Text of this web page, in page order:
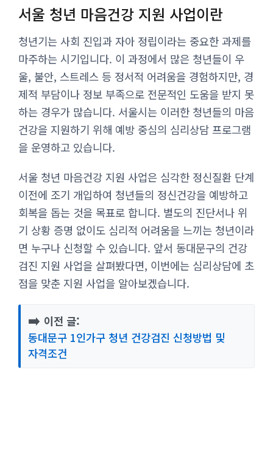
서울 청년 마음건강 지원 사업이란
청년기는 사회 진입과 자아 정립이라는 중요한 과제를
마주하는 시기입니다. 이 과정에서 많은 청년들이 우
울, 불안, 스트레스 등 정서적 어려움을 경험하지만, 경
제적 부담이나 정보 부족으로 전문적인 도움을 받지 못
하는 경우가 많습니다. 서울시는 이러한 청년들의 마음
건강을 지원하기 위해 예방 중심의 심리상담 프로그램
을 운영하고 있습니다.
서울 청년 마음건강 지원 사업은 심각한 정신질환 단계
이전에 조기 개입하여 청년들의 정신건강을 예방하고
회복을 돕는 것을 목표로 합니다. 별도의 진단서나 위
기 상황 증명 없이도 심리적 어려움을 느끼는 청년이라
면 누구나 신청할 수 있습니다. 앞서 동대문구의 건강
검진 지원 사업을 살펴봤다면, 이번에는 심리상담에 초
점을 맞춘 지원 사업을 알아보겠습니다.
➡️ 이전 글:
동대문구 1인가구 청년 건강검진 신청방법 및
자격조건